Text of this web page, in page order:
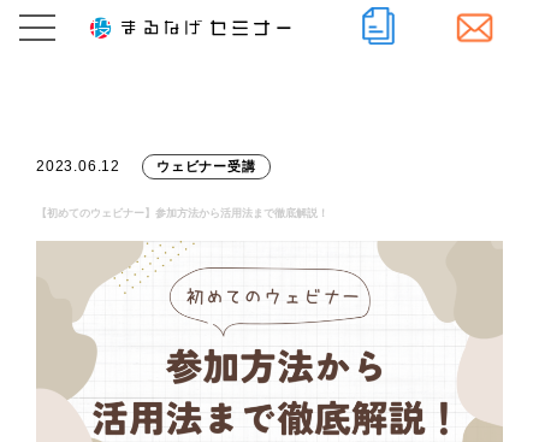
2023.06.12 ウェビナー受講
【初めてのウェビナー】参加方法から活用法まで徹底解説！